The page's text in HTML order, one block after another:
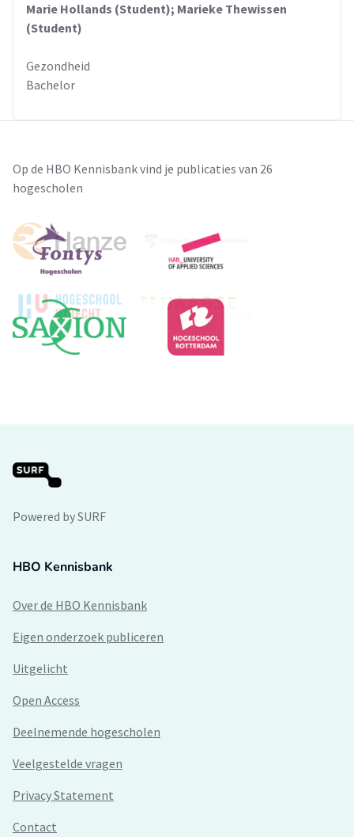
Marie Hollands (Student); Marieke Thewissen
(Student)
Gezondheid
Bachelor
Op de HBO Kennisbank vind je publicaties van 26
hogescholen
Powered by SURF
HBO Kennisbank
Over de HBO Kennisbank
Eigen onderzoek publiceren
Uitgelicht
Open Access
Deelnemende hogescholen
Veelgestelde vragen
Privacy Statement
Contact